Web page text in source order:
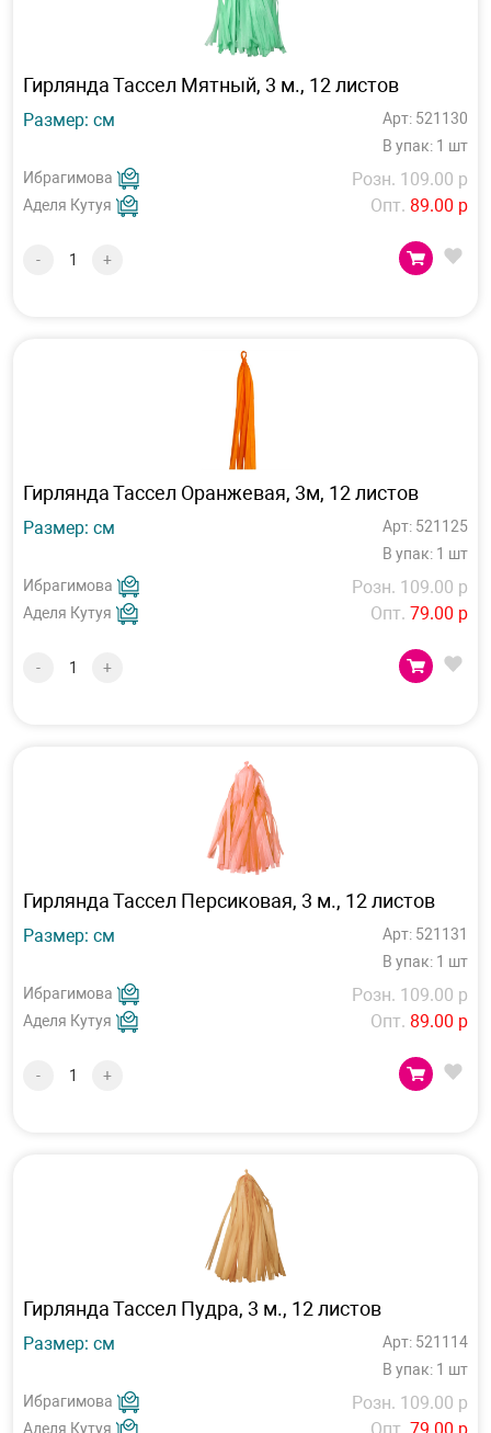
Гирлянда Тассел Мятный, 3 м., 12 листов
Размер: см
Арт: 521130
В упак: 1 шт
Ибрагимова
Аделя Кутуя
Розн. 109.00 р
Опт. 89.00 р
- +
Гирлянда Тассел Оранжевая, 3м, 12 листов
Размер: см
Арт: 521125
В упак: 1 шт
Ибрагимова
Аделя Кутуя
Розн. 109.00 р
Опт. 79.00 р
- +
Гирлянда Тассел Персиковая, 3 м., 12 листов
Размер: см
Арт: 521131
В упак: 1 шт
Ибрагимова
Аделя Кутуя
Розн. 109.00 р
Опт. 89.00 р
- +
Гирлянда Тассел Пудра, 3 м., 12 листов
Размер: см
Арт: 521114
В упак: 1 шт
Ибрагимова
Аделя Кутуя
Розн. 109.00 р